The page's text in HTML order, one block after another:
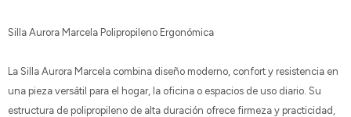
Silla Aurora Marcela Polipropileno Ergonómica
La Silla Aurora Marcela combina diseño moderno, confort y resistencia en
una pieza versátil para el hogar, la oficina o espacios de uso diario. Su
estructura de polipropileno de alta duración ofrece firmeza y practicidad,